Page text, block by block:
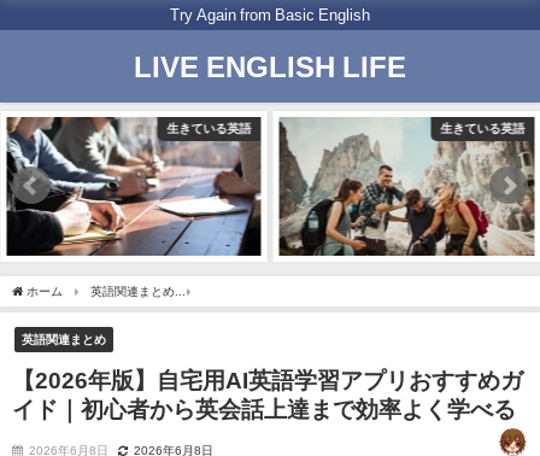
Try Again from Basic English
LIVE ENGLISH LIFE
生きている英語 生きている英語
ホーム 英語関連まとめ
英語関連まとめ
【2026年版】自宅用AI英語学習アプリおすすめガ
イド｜初心者から英会話上達まで効率よく学べる
2026年6月8日 2026年6月8日